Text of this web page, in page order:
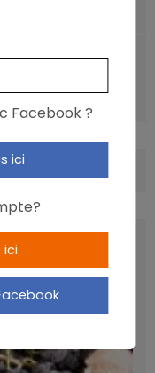
en France
conseils pratiques
Facebook ?
ici
ici